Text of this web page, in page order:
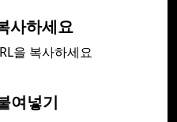
사하세요
을 복사하세요
여넣기